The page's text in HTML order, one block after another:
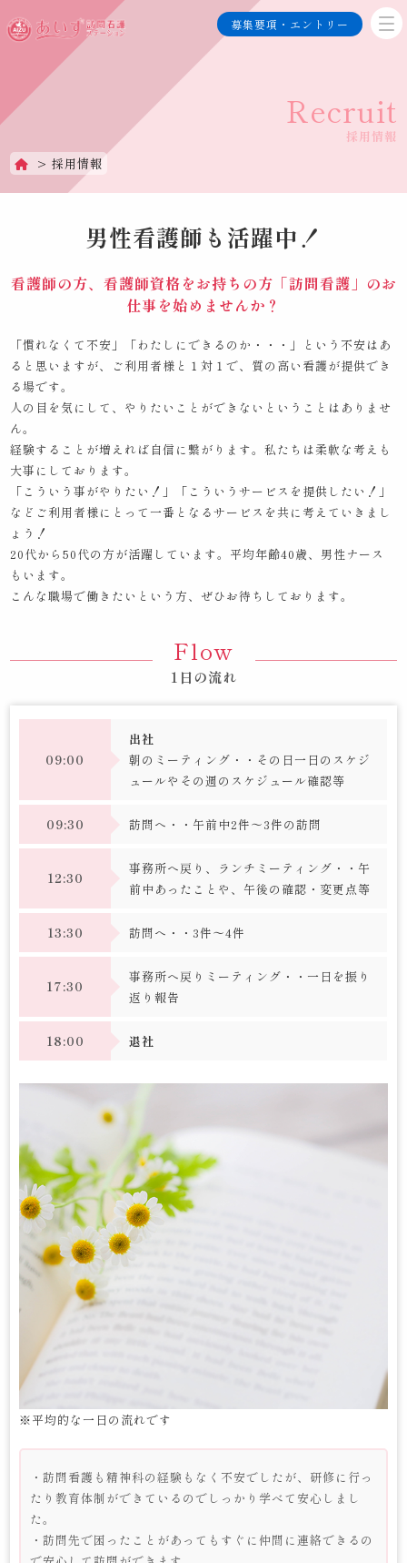
募集要項・エントリー
Recruit
採用情報
採用情報
男性看護師も活躍中！
看護師の方、看護師資格をお持ちの方「訪問看護」のお
仕事を始めませんか？
「慣れなくて不安」「わたしにできるのか・・・」という不安はあ
ると思いますが、
ご利用者様と１対１で、質の高い看護が提供でき
る場です。
人の目を気にして、やりたいことができないということはありませ
ん。
経験することが増えれば自信に繋がります。私たちは柔軟な考えも
大事にしております。
「こういう事がやりたい！」「こういうサービスを提供したい！」
など ご利用者様にとって一番となるサービスを共に考えていきまし
ょう！
20代から50代の方が活躍しています。平均年齢40歳、男性ナース
もいます。
こんな職場で働きたいという方、ぜひお待ちしております。
Flow
1日の流れ
09:00
出社
朝のミーティング・・その日一日のスケジ
ュールやその週のスケジュール確認等
09:30 訪問へ・・午前中2件～3件の訪問
12:30
事務所へ戻り、ランチミーティング・・午
前中あったことや、午後の確認・変更点等
13:30 訪問へ・・3件～4件
17:30
事務所へ戻りミーティング・・一日を振り
返り報告
18:00 退社
※平均的な一日の流れです
・訪問看護も精神科の経験もなく不安でしたが、研修に行っ
たり教育体制ができているのでしっかり学べて安心しまし
た。
・訪問先で困ったことがあってもすぐに仲間に連絡できるの